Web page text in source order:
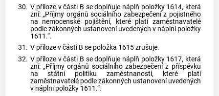
30. V příloze v části B se doplňuje náplň položky 1614, která
zní: „Příjmy orgánů sociálního zabezpečení z pojistného
na nemocenské pojištění, které platí zaměstnavatelé
podle zákonných ustanovení uvedených v náplni položky
1611.“.
31. V příloze v části B se položka 1615 zrušuje.
32. V příloze v části B se doplňuje náplň položky 1617, která
zní: „Příjmy orgánů sociálního zabezpečení z příspěvku
na státní politiku zaměstnanosti, které platí
zaměstnavatelé podle zákonných ustanovení uvedených
v náplni položky 1611.“.